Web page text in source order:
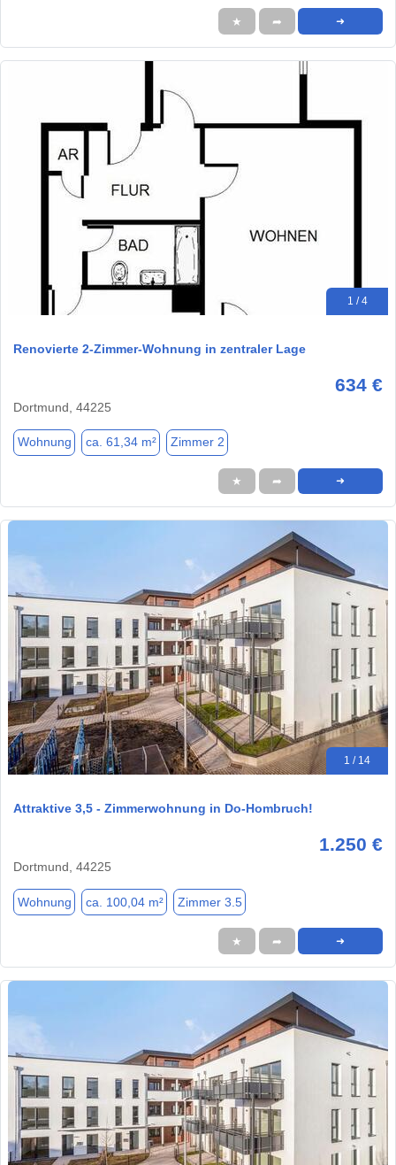
★ ➦ ➜
1 / 4
Renovierte 2-Zimmer-Wohnung in zentraler Lage
634 €
Dortmund, 44225
Wohnung ca. 61,34 m² Zimmer 2
★ ➦ ➜
1 / 14
Attraktive 3,5 - Zimmerwohnung in Do-Hombruch!
1.250 €
Dortmund, 44225
Wohnung ca. 100,04 m² Zimmer 3.5
★ ➦ ➜